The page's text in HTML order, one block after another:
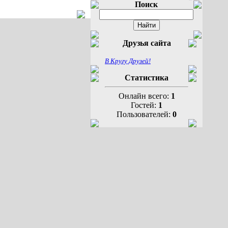
Поиск
Друзья сайта
В Кругу Друзей!
Статистика
Онлайн всего: 1
Гостей: 1
Пользователей: 0